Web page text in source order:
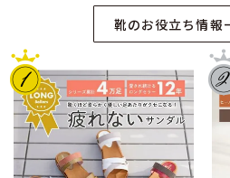
靴のお役立ち情報